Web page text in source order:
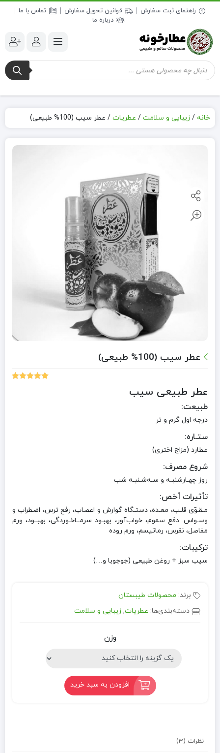
راهنمای ثبت سفارش قوانین تحویل سفارش
تماس با ما
درباره ما
جستجوی
محصولات
خانه / زیبایی و سلامت / عطریات / عطر سیب (100% طبیعی)
عطر سیب (100% طبیعی)
عطر طبیعی سیب
طبیعت:
درجه اول گرم و تر
ستـاره:
عطارد (مزاج اختری)
شروع مصرف:
روز چهـارشنبـه و سـه‌شـنبـه شب
تأثیرات أخص:
مـقـوّی قلـب، معـده، دستـگاه گوارش و اعصاب، رفع ترس، اضطراب و
وسـواس. دفع سموم، خواب‌آور، بهبـود سرمــاخـوردگی، بهبــود، ورم
مفاصل، نقرس، رماتیسم، ورم روده
ترکیبات:
سیب سبز + روغن طبیعی (جوجوبا و…)
برند: محصولات طیبستان
دسته‌بندی‌ها: عطریات, زیبایی و سلامت
وزن
افزودن به سبد خرید
نظرات (3)